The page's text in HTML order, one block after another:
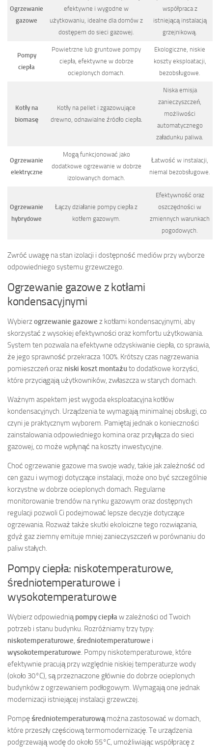
Ogrzewanie
gazowe
efektywne i wygodne w
użytkowaniu, idealne dla domów z
dostępem do sieci gazowej.
współpraca z
istniejącą instalacją
grzejnikową.
Pompy
ciepła
Powietrzne lub gruntowe pompy
ciepła, efektywne w dobrze
ocieplonych domach.
Ekologiczne, niskie
koszty eksploatacji,
bezobsługowe.
Kotły na
biomasę
Kotły na pellet i zgazowujące
drewno, odnawialne źródło ciepła.
Niska emisja
zanieczyszczeń,
możliwości
automatycznego
załadunku paliwa.
Ogrzewanie
elektryczne
Mogą funkcjonować jako
dodatkowe ogrzewanie w dobrze
izolowanych domach.
Łatwość w instalacji,
niemal bezobsługowe.
Ogrzewanie
hybrydowe
Łączy działanie pompy ciepła z
kotłem gazowym.
Efektywność oraz
oszczędności w
zmiennych warunkach
pogodowych.
Zwróć uwagę na stan izolacji i dostępność mediów przy wyborze
odpowiedniego systemu grzewczego.
Ogrzewanie gazowe z kotłami
kondensacyjnymi
Wybierzogrzewanie gazowe z kotłami kondensacyjnymi, aby
skorzystać z wysokiej efektywności oraz komfortu użytkowania.
System ten pozwala na efektywne odzyskiwanie ciepła, co sprawia,
że jego sprawność przekracza 100%. Krótszy czas nagrzewania
pomieszczeń oraz niski koszt montażuto dodatkowe korzyści,
które przyciągają użytkowników, zwłaszcza w starych domach.
Ważnym aspektem jest wygoda eksploatacyjna kotłów
kondensacyjnych. Urządzenia te wymagają minimalnej obsługi, co
czyni je praktycznym wyborem. Pamiętaj jednak o konieczności
zainstalowania odpowiedniego komina oraz przyłącza do sieci
gazowej, co może wpłynąć na koszty inwestycyjne.
Choć ogrzewanie gazowe ma swoje wady, takie jak zależność od
cen gazu i wymogi dotyczące instalacji, może ono być szczególnie
korzystne w dobrze ocieplonych domach. Regularne
monitorowanie trendów na rynku gazowym oraz dostępnych
regulacji pozwoli Ci podejmować lepsze decyzje dotyczące
ogrzewania. Rozważ także skutki ekoloiczne tego rozwiązania,
gdyż gaz ziemny emituje mniej zanieczyszczeń w porównaniu do
paliw stałych.
Pompy ciepła: niskotemperaturowe,
średniotemperaturowe i
wysokotemperaturowe
Wybierz odpowiedniąpompy ciepław zależności od Twoich
potrzeb i stanu budynku. Rozróżniamy trzy typy:
niskotemperaturowe, średniotemperaturowe i
wysokotemperaturowe. Pompy niskotemperaturowe, które
efektywnie pracują przy względnie niskiej temperaturze wody
(około 30°C), są przeznaczone głównie do dobrze ocieplonych
budynków z ogrzewaniem podłogowym. Wymagają one jednak
modernizacji istniejącej instalacji grzewczej.
Pompęśredniotemperaturowąmożna zastosować w domach,
które przeszły częściową termomodernizację. Te urządzenia
podgrzewają wodę do około 55°C, umożliwiając współpracę z